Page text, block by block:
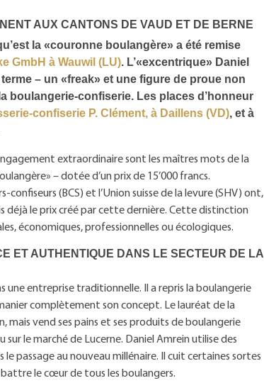
AUX CANTONS DE VAUD ET DE BERNE
la «couronne boulangère» a été remise
GmbH à Wauwil (LU). L’«excentrique» Daniel
– un «freak» et une figure de proue non
boulangerie-confiserie. Les places d’honneur
confiserie P. Clément, à Daillens (VD), et à
extraordinaire sont les maîtres mots de la
– dotée d’un prix de 15’000 francs.
confiseurs (BCS) et l’Union suisse de la levure (SHV) ont,
déjà le prix créé par cette dernière. Cette distinction
économiques, professionnelles ou écologiques.
ET AUTHENTIQUE DANS LE SECTEUR DE LA
une entreprise traditionnelle. Il a repris la boulangerie
complètement son concept. Le lauréat de la
mais vend ses pains et ses produits de boulangerie
le marché de Lucerne. Daniel Amrein utilise des
passage au nouveau millénaire. Il cuit certaines sortes
le cœur de tous les boulangers.